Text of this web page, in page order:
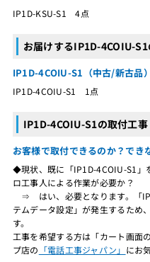
IP1D-KSU-S1 4点
お届けするIP1D-4COIU-
IP1D-4COIU-S1（中古/新古品
IP1D-4COIU-S1 1点
IP1D-4COIU-S1の取付工事
お客様で取付できるのか？でき
◆現状、既に「IP1D-4COIU-S1」
ロ工事人による作業が必要か？
⇒ はい、必要となります。「
テムデータ設定」が発生するため
す。
工事を希望する方は「カート画面
プ店の 「電話工事ジャパン」 にお